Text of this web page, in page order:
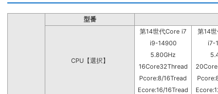
型番
CPU【選択】
第14世代Core i7
第14
i9-14900
i7-
5.80GHz
16Core32Thread
Pcore:8/16Tread
Ecore:16/16Tread